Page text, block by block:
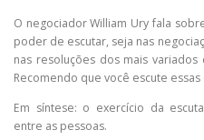
O negociador William Ury fala
poder de escutar, seja nas
nas resoluções dos mais
Recomendo que você escute
Em síntese: o exercício da
entre as pessoas.